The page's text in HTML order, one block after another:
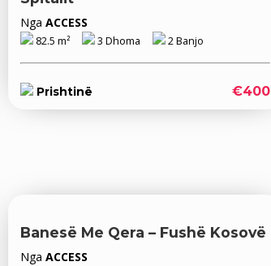
Nga ACCESS
82.5 m² 3 Dhoma 2 Banjo
Prishtinë €400
Banesë Me Qera – Fushë Kosovë
Nga ACCESS